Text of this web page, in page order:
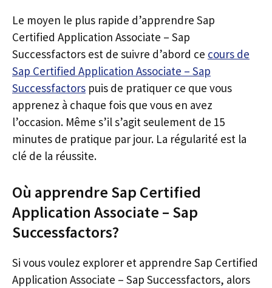
Le moyen le plus rapide d’apprendre Sap
Certified Application Associate – Sap
Successfactors est de suivre d’abord ce cours de
Sap Certified Application Associate – Sap
Successfactors puis de pratiquer ce que vous
apprenez à chaque fois que vous en avez
l’occasion. Même s’il s’agit seulement de 15
minutes de pratique par jour. La régularité est la
clé de la réussite.
Où apprendre Sap Certified
Application Associate – Sap
Successfactors?
Si vous voulez explorer et apprendre Sap Certified
Application Associate – Sap Successfactors, alors